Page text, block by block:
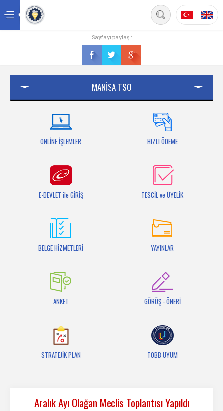
Üyelik
Bilgi Bankası
Sayfayı paylaş :
MANİSA TSO
ONLİNE İŞLEMLER HIZLI ÖDEME
E-DEVLET ile GİRİŞ TESCİL ve ÜYELİK
BELGE HİZMETLERİ YAYINLAR
ANKET GÖRÜŞ - ÖNERİ
STRATEJİK PLAN TOBB UYUM
Aralık Ayı Olağan Meclis Toplantısı Yapıldı